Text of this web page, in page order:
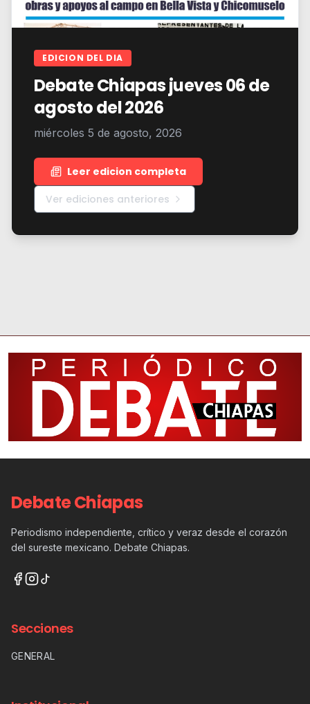
EDICION DEL DIA
Debate Chiapas jueves 06 de
agosto del 2026
miércoles 5 de agosto, 2026
Leer edicion completa
Ver ediciones anteriores
Debate Chiapas
Periodismo independiente, crítico y veraz desde el corazón
del sureste mexicano. Debate Chiapas.
Secciones
GENERAL